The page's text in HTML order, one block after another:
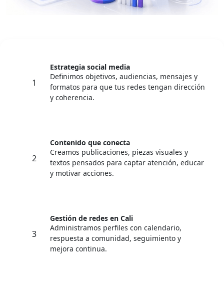
1
Estrategia social media
Definimos objetivos, audiencias, mensajes y
formatos para que tus redes tengan dirección
y coherencia.
2
Contenido que conecta
Creamos publicaciones, piezas visuales y
textos pensados para captar atención, educar
y motivar acciones.
3
Gestión de redes en Cali
Administramos perfiles con calendario,
respuesta a comunidad, seguimiento y
mejora continua.